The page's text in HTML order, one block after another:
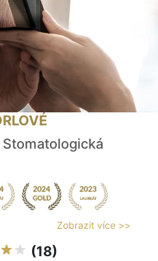
Zobrazit více >>
(18)